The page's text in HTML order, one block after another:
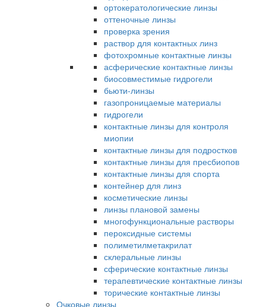
ортокератологические линзы
оттеночные линзы
проверка зрения
раствор для контактных линз
фотохромные контактные линзы
асферические контактные линзы
биосовместимые гидрогели
бьюти-линзы
газопроницаемые материалы
гидрогели
контактные линзы для контроля
миопии
контактные линзы для подростков
контактные линзы для пресбиопов
контактные линзы для спорта
контейнер для линз
косметические линзы
линзы плановой замены
многофункциональные растворы
пероксидные системы
полиметилметакрилат
склеральные линзы
сферические контактные линзы
терапевтические контактные линзы
торические контактные линзы
Очковые линзы